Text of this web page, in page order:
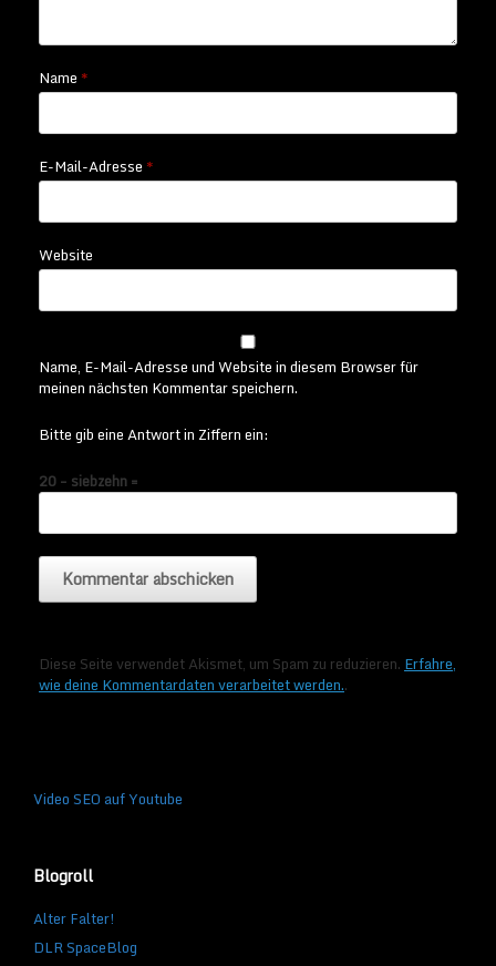
Name*
E-Mail-Adresse*
Website
Name, E-Mail-Adresse und Website in diesem Browser für
meinen nächsten Kommentar speichern.
Bitte gib eine Antwort in Ziffern ein:
20 − siebzehn =
Diese Seite verwendet Akismet, um Spam zu reduzieren. Erfahre,
wie deine Kommentardaten verarbeitet werden..
Video SEO auf Youtube
Blogroll
Alter Falter!
DLR SpaceBlog